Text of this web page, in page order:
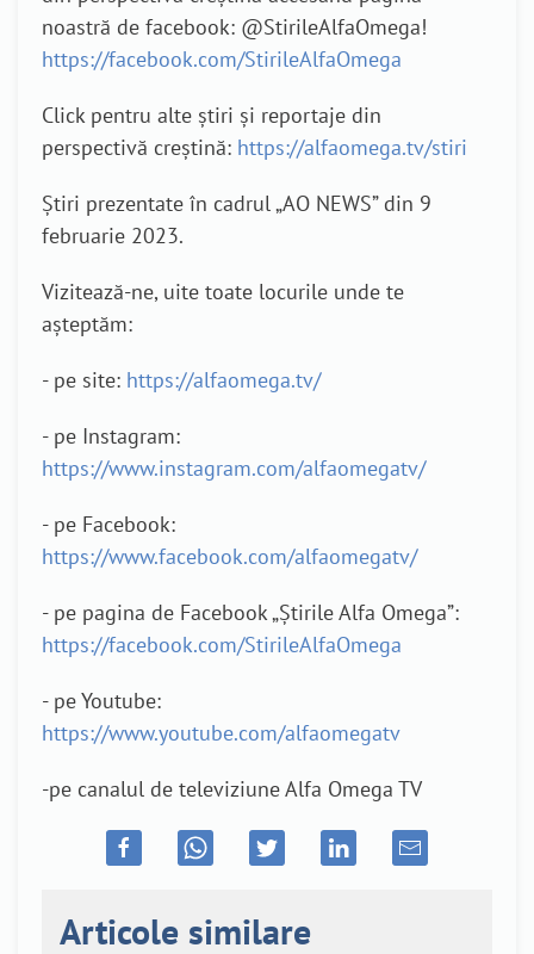
noastră de facebook: @StirileAlfaOmega!
https://facebook.com/StirileAlfaOmega
Click pentru alte știri și reportaje din
perspectivă creștină: https://alfaomega.tv/stiri
Știri prezentate în cadrul „AO NEWS” din 9
februarie 2023.
Vizitează-ne, uite toate locurile unde te
așteptăm:
- pe site: https://alfaomega.tv/
- pe Instagram:
https://www.instagram.com/alfaomegatv/
- pe Facebook:
https://www.facebook.com/alfaomegatv/
- pe pagina de Facebook „Știrile Alfa Omega”:
https://facebook.com/StirileAlfaOmega
- pe Youtube:
https://www.youtube.com/alfaomegatv
-pe canalul de televiziune Alfa Omega TV
Articole similare